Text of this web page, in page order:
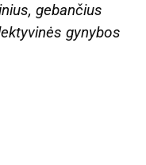
gebančius
gynybos